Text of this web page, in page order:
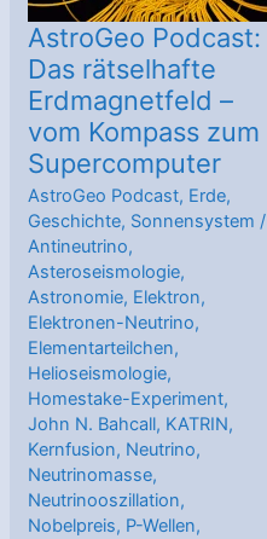
AstroGeo Podcast:
Das rätselhafte
Erdmagnetfeld –
vom Kompass zum
Supercomputer
AstroGeo Podcast, Erde,
Geschichte, Sonnensystem /
Antineutrino,
Asteroseismologie,
Astronomie, Elektron,
Elektronen-Neutrino,
Elementarteilchen,
Helioseismologie,
Homestake-Experiment,
John N. Bahcall, KATRIN,
Kernfusion, Neutrino,
Neutrinomasse,
Neutrinooszillation,
Nobelpreis, P-Wellen,